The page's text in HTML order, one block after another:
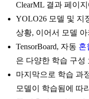
ClearML 결과 페이
YOLO26 모델 및 지
상황, 이어서 모델
TensorBoard, 자동 혼
은 다양한 학습 구성
마지막으로 학습 과
모델이 학습됨에 따